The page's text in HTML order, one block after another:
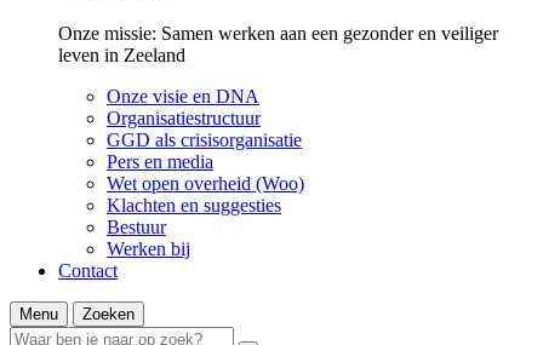
Onze missie: Samen werken aan een gezonder en veiliger
leven in Zeeland
Onze visie en DNA
Organisatiestructuur
GGD als crisisorganisatie
Pers en media
Wet open overheid (Woo)
Klachten en suggesties
Bestuur
Werken bij
Contact
Menu Zoeken